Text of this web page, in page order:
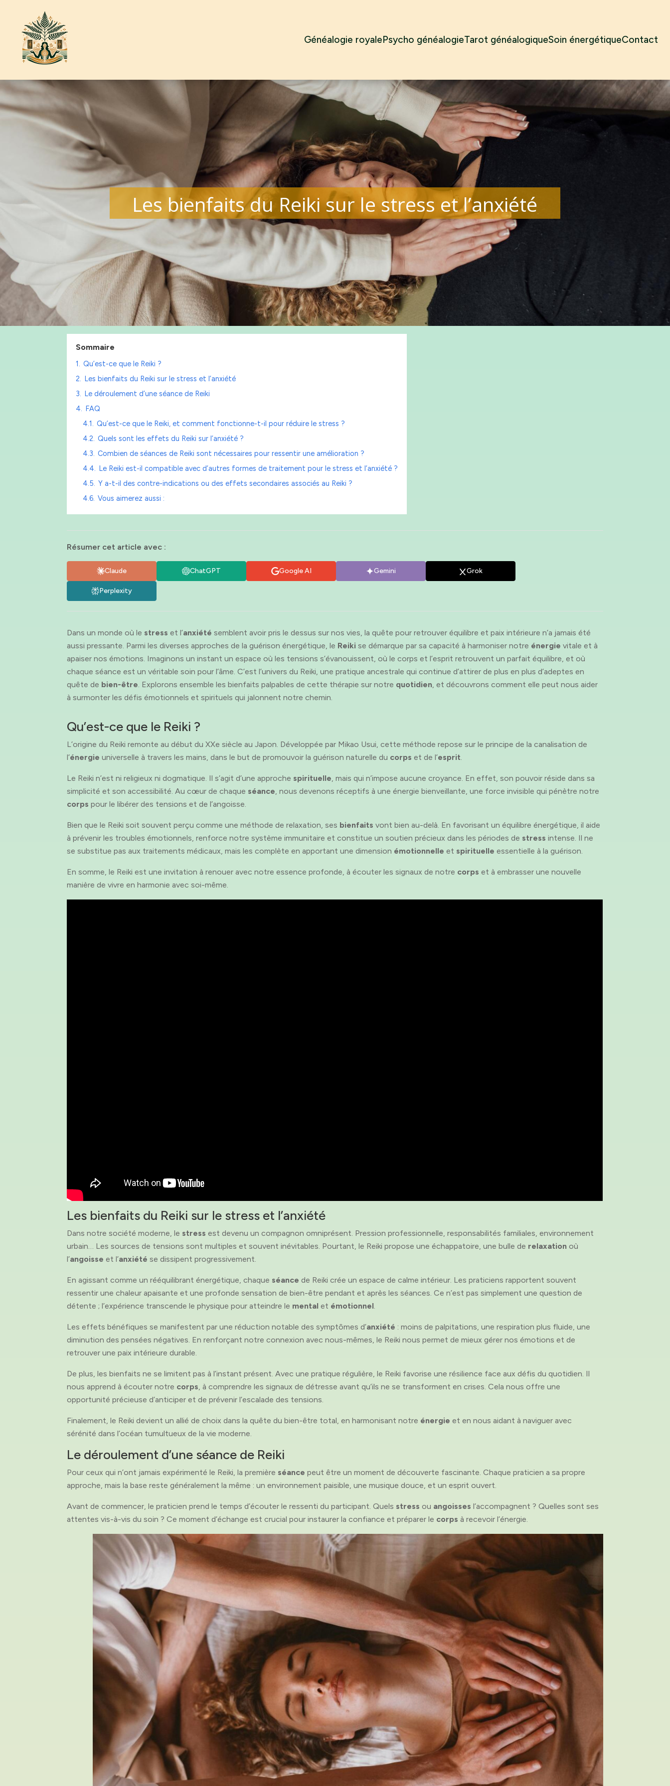
Généalogie royalePsycho généalogieTarot généalogiqueSoin énergétiqueContact
Les bienfaits du Reiki sur le stress et l’anxiété
Sommaire
1.
Qu’est-ce que le Reiki ?
2.
Les bienfaits du Reiki sur le stress et l’anxiété
3.
Le déroulement d’une séance de Reiki
4.
FAQ
4.1.
Qu’est-ce que le Reiki, et comment fonctionne-t-il pour réduire le stress ?
4.2. Quels sont les effets du Reiki sur l’anxiété ?
4.3. Combien de séances de Reiki sont nécessaires pour ressentir une amélioration ?
4.4.
Le Reiki est-il compatible avec d’autres formes de traitement pour le stress et l’anxiété ?
4.5. Y a-t-il des contre-indications ou des effets secondaires associés au Reiki ?
4.6. Vous aimerez aussi :
Résumer cet article avec :
Claude ChatGPT Google AI Gemini Grok
Perplexity
Dans un monde où le stress et l’anxiété semblent avoir pris le dessus sur nos vies, la quête pour retrouver équilibre et paix intérieure n’a jamais été
aussi pressante. Parmi les diverses approches de la guérison énergétique, le Reiki se démarque par sa capacité à harmoniser notre énergie vitale et à
apaiser nos émotions. Imaginons un instant un espace où les tensions s’évanouissent, où le corps et l’esprit retrouvent un parfait équilibre, et où
chaque séance est un véritable soin pour l’âme. C’est l’univers du Reiki, une pratique ancestrale qui continue d’attirer de plus en plus d’adeptes en
quête de bien-être . Explorons ensemble les bienfaits palpables de cette thérapie sur notre quotidien , et découvrons comment elle peut nous aider
à surmonter les défis émotionnels et spirituels qui jalonnent notre chemin.
Qu’est-ce que le Reiki ?
L’origine du Reiki remonte au début du XXe siècle au Japon. Développée par Mikao Usui, cette méthode repose sur le principe de la canalisation de
l’énergie universelle à travers les mains, dans le but de promouvoir la guérison naturelle du corps et de l’esprit
Le Reiki n’est ni religieux ni dogmatique. Il s’agit d’une approche spirituelle , mais qui n’impose aucune croyance. En effet, son pouvoir réside dans sa
simplicité et son accessibilité. Au cœur de chaque séance , nous devenons réceptifs à une énergie bienveillante, une force invisible qui pénètre notre
corps pour le libérer des tensions et de l’angoisse.
Bien que le Reiki soit souvent perçu comme une méthode de relaxation, ses bienfaits vont bien au-delà. En favorisant un équilibre énergétique, il aide
à prévenir les troubles émotionnels, renforce notre système immunitaire et constitue un soutien précieux dans les périodes de stress intense. Il ne
se substitue pas aux traitements médicaux, mais les complète en apportant une dimension émotionnelle et spirituelle essentielle à la guérison.
En somme, le Reiki est une invitation à renouer avec notre essence profonde, à écouter les signaux de notre corps et à embrasser une nouvelle
manière de vivre en harmonie avec soi-même.
Les bienfaits du Reiki sur le stress et l’anxiété
Dans notre société moderne, le stress est devenu un compagnon omniprésent. Pression professionnelle, responsabilités familiales, environnement
urbain… Les sources de tensions sont multiples et souvent inévitables. Pourtant, le Reiki propose une échappatoire, une bulle de relaxation où
l’angoisse et l’anxiété se dissipent progressivement.
En agissant comme un rééquilibrant énergétique, chaque séance de Reiki crée un espace de calme intérieur. Les praticiens rapportent souvent
ressentir une chaleur apaisante et une profonde sensation de bien-être pendant et après les séances. Ce n’est pas simplement une question de
détente ; l’expérience transcende le physique pour atteindre le mental et émotionnel.
Les effets bénéfiques se manifestent par une réduction notable des symptômes d’anxiété : moins de palpitations, une respiration plus fluide, une
diminution des pensées négatives. En renforçant notre connexion avec nous-mêmes, le Reiki nous permet de mieux gérer nos émotions et de
retrouver une paix intérieure durable.
De plus, les bienfaits ne se limitent pas à l’instant présent. Avec une pratique régulière, le Reiki favorise une résilience face aux défis du quotidien. Il
nous apprend à écouter notre corps, à comprendre les signaux de détresse avant qu’ils ne se transforment en crises. Cela nous offre une
opportunité précieuse d’anticiper et de prévenir l’escalade des tensions.
Finalement, le Reiki devient un allié de choix dans la quête du bien-être total, en harmonisant notre énergie et en nous aidant à naviguer avec
sérénité dans l’océan tumultueux de la vie moderne.
Le déroulement d’une séance de Reiki
Pour ceux qui n’ont jamais expérimenté le Reiki, la première séance peut être un moment de découverte fascinante. Chaque praticien a sa propre
approche, mais la base reste généralement la même : un environnement paisible, une musique douce, et un esprit ouvert.
Avant de commencer, le praticien prend le temps d’écouter le ressenti du participant. Quels stress ou angoisses l’accompagnent ? Quelles sont ses
attentes vis-à-vis du soin ? Ce moment d’échange est crucial pour instaurer la confiance et préparer le corps à recevoir l’énergie.